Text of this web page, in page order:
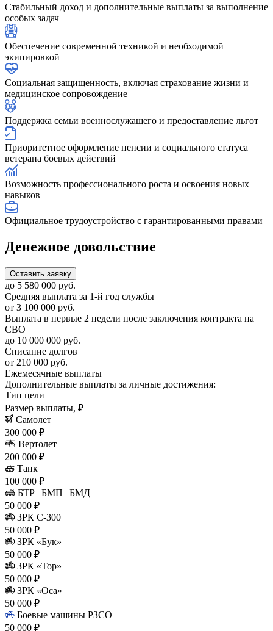
Стабильный доход и дополнительные выплаты за выполнение
особых задач
Обеспечение современной техникой и необходимой
экипировкой
Социальная защищенность, включая страхование жизни и
медицинское сопровождение
Поддержка семьи военнослужащего и предоставление льгот
Приоритетное оформление пенсии и социального статуса
ветерана боевых действий
Возможность профессионального роста и освоения новых
навыков
Официальное трудоустройство с гарантированными правами
Денежное довольствие
Оставить заявку
до 5 580 000 руб.
Средняя выплата за 1-й год службы
от 3 100 000 руб.
Выплата в первые 2 недели после заключения контракта на
СВО
до 10 000 000 руб.
Списание долгов
от 210 000 руб.
Ежемесячные выплаты
Дополнительные выплаты за личные достижения:
Тип цели
Размер выплаты, ₽
Самолет
300 000 ₽
Вертолет
200 000 ₽
Танк
100 000 ₽
БТР | БМП | БМД
50 000 ₽
ЗРК С-300
50 000 ₽
ЗРК «Бук»
50 000 ₽
ЗРК «Тор»
50 000 ₽
ЗРК «Оса»
50 000 ₽
Боевые машины РЗСО
50 000 ₽